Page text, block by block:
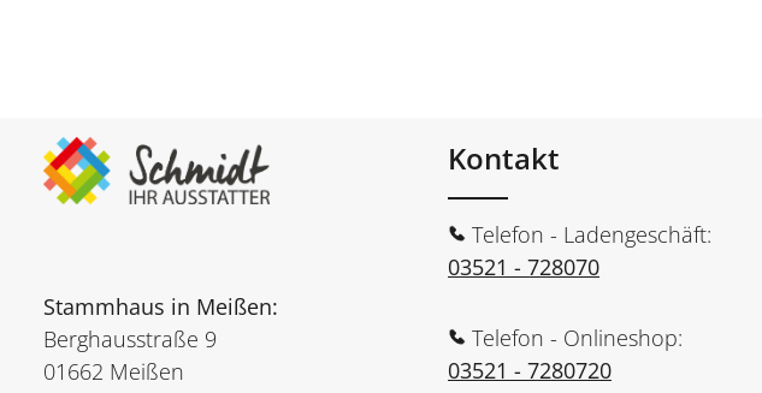
Stammhaus in Meißen:
Berghausstraße 9
01662 Meißen
Kontakt
Telefon - Ladengeschäft:
03521 - 728070
Telefon - Onlineshop:
03521 - 7280720